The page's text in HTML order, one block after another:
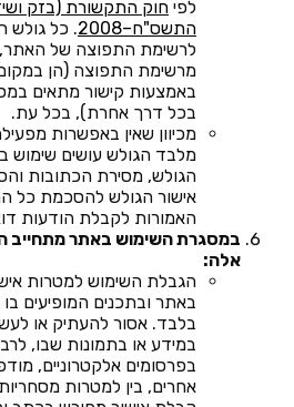
לפי
התשס"ח–2008
. כל גולש
לרשימת התפוצה של האתר,
מרשימת התפוצה (הן
באמצעות קישור מתאים
בכל דרך אחרת), בכל עת.
מכיוון שאין באפשרות
מלבד הגולש עושים שימוש
הגולש, מסירת הכתובות
אישור הגולש להסכמת כל
האמורות לקבלת הודעות
במסגרת השימוש באתר מתחייב
אלה:
הגבלת השימוש למטרות
באתר ובתכנים המופיעים
בלבד. אסור להעתיק או
במידע או בתמונות שבו,
בפרסומים אלקטרוניים,
אחרים, בין למטרות